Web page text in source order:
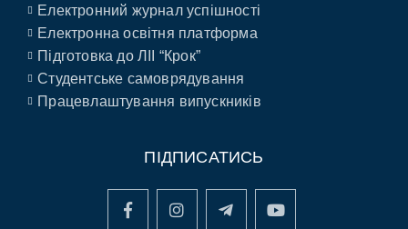
Електронний журнал успішності
Електронна освітня платформа
Підготовка до ЛІІ “Крок”
Студентське самоврядування
Працевлаштування випускників
ПІДПИСАТИСЬ